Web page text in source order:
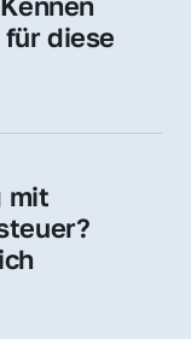
diese
vor –
mit